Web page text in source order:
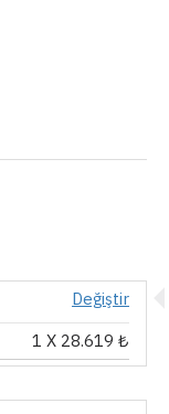
Değiştir
1 X 28.619 ₺